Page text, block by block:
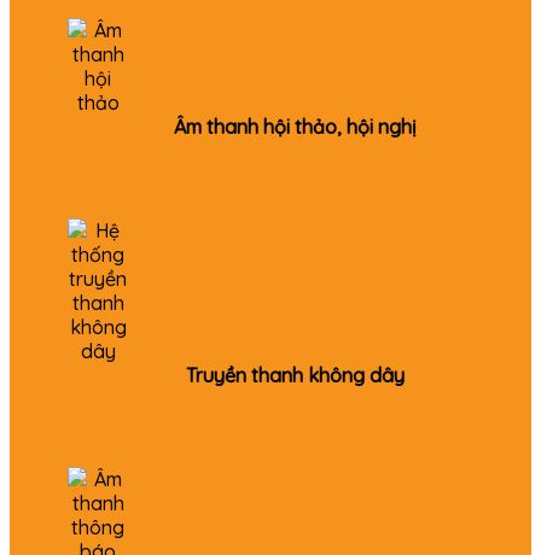
Âm thanh hội thảo, hội nghị
Truyền thanh không dây